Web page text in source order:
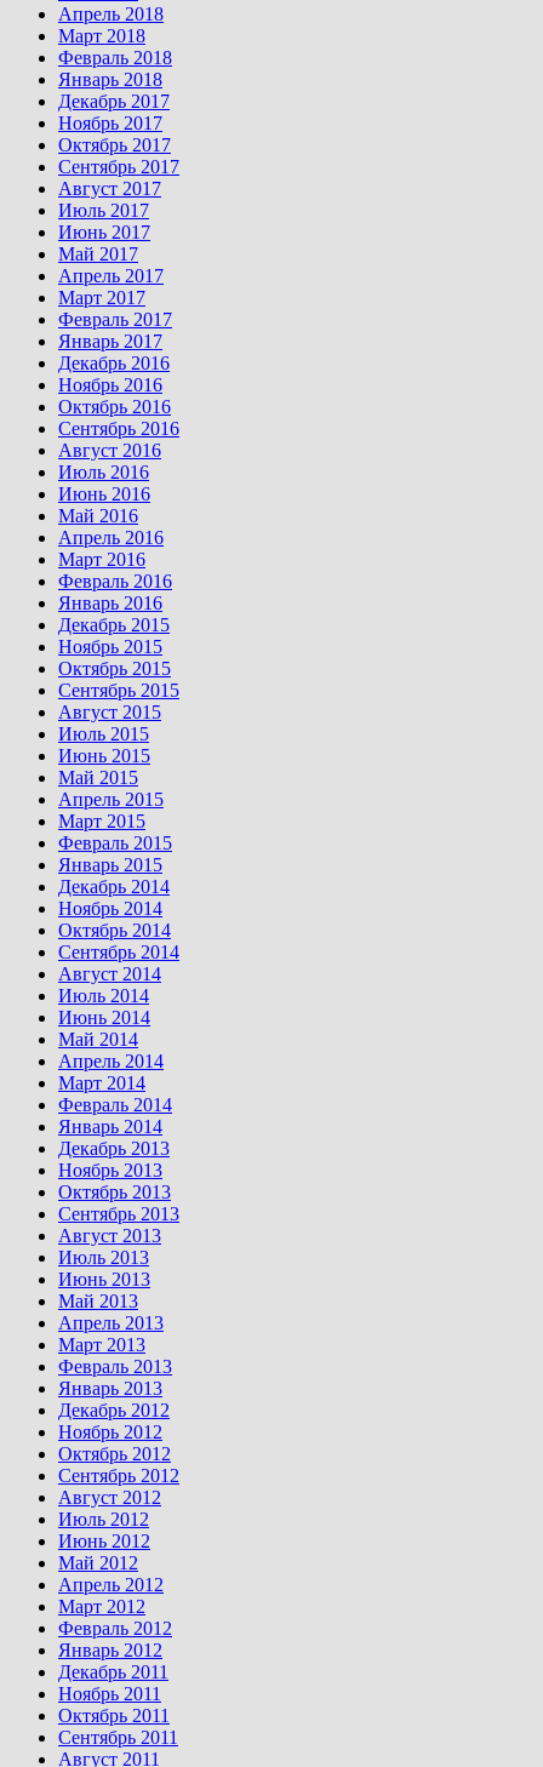
Апрель 2018
Март 2018
Февраль 2018
Январь 2018
Декабрь 2017
Ноябрь 2017
Октябрь 2017
Сентябрь 2017
Август 2017
Июль 2017
Июнь 2017
Май 2017
Апрель 2017
Март 2017
Февраль 2017
Январь 2017
Декабрь 2016
Ноябрь 2016
Октябрь 2016
Сентябрь 2016
Август 2016
Июль 2016
Июнь 2016
Май 2016
Апрель 2016
Март 2016
Февраль 2016
Январь 2016
Декабрь 2015
Ноябрь 2015
Октябрь 2015
Сентябрь 2015
Август 2015
Июль 2015
Июнь 2015
Май 2015
Апрель 2015
Март 2015
Февраль 2015
Январь 2015
Декабрь 2014
Ноябрь 2014
Октябрь 2014
Сентябрь 2014
Август 2014
Июль 2014
Июнь 2014
Май 2014
Апрель 2014
Март 2014
Февраль 2014
Январь 2014
Декабрь 2013
Ноябрь 2013
Октябрь 2013
Сентябрь 2013
Август 2013
Июль 2013
Июнь 2013
Май 2013
Апрель 2013
Март 2013
Февраль 2013
Январь 2013
Декабрь 2012
Ноябрь 2012
Октябрь 2012
Сентябрь 2012
Август 2012
Июль 2012
Июнь 2012
Май 2012
Апрель 2012
Март 2012
Февраль 2012
Январь 2012
Декабрь 2011
Ноябрь 2011
Октябрь 2011
Сентябрь 2011
Август 2011